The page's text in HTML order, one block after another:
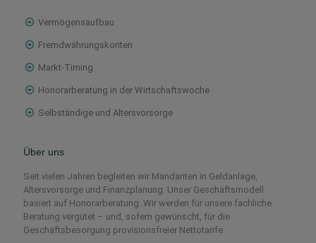
Vermögensaufbau
Fremdwährungskonten
Markt-Timing
Honorarberatung in der Wirtschaftswoche
Selbständige und Altersvorsorge
Über uns
Seit vielen Jahren begleiten wir Mandanten in Geldanlage,
Altersvorsorge und Finanzplanung. Unser Geschäftsmodell
basiert auf Honorarberatung: Wir werden für unsere fachliche
Beratung vergütet – und, sofern gewünscht, für die
Geschäftsbesorgung provisionsfreier Nettotarife.